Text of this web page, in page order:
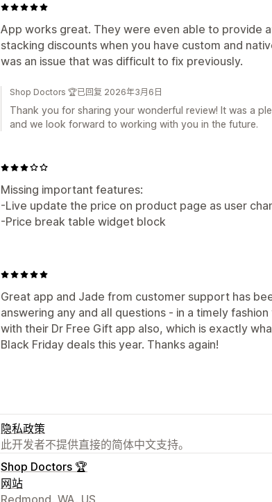
App works great. They were even able to provide
stacking discounts when you have custom and
was an issue that was difficult to fix previously.
Shop Doctors 🏆已回复 2026年3月6日
Thank you for sharing your wonderful review! It was a
and we look forward to working with you in the future.
Missing important features:
-Live update the price on product page as user
-Price break table widget block
Great app and Jade from customer support has
answering any and all questions - in a timely
with their Dr Free Gift app also, which is exactly
Black Friday deals this year. Thanks again!
隐私政策
此开发者不提供直接的简体中文支持。
Shop Doctors 🏆
网站
Redmond, WA, US